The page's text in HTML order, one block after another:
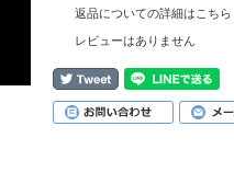
返品についての詳細はこちら
レビューはありません